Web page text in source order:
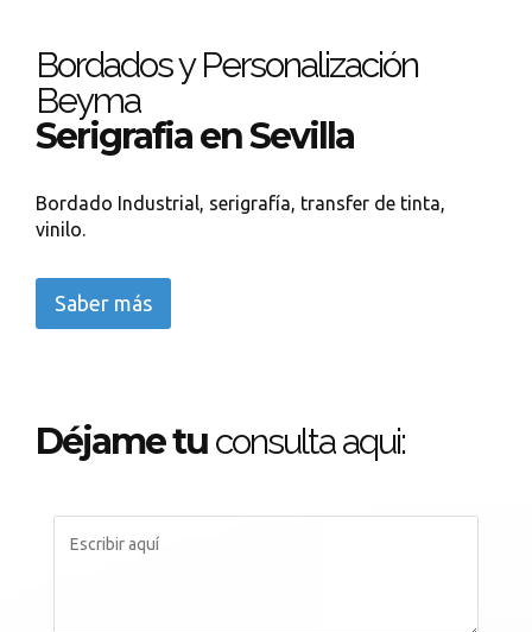
Bordados y Personalización
Beyma
Serigrafia en Sevilla
Bordado Industrial, serigrafía, transfer de tinta,
vinilo.
Saber más
Déjame tu consulta aqui: